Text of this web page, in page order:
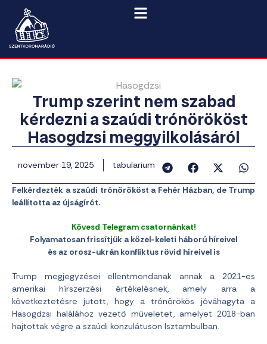
Trump szerint nem szabad
kérdezni a szaúdi trónörököst
Hasogdzsi meggyilkolásáról
november 19, 2025 tabularium
Felkérdezték a szaúdi trónörököst a Fehér Házban, de Trump
leállította az újságírót.
Kövesd Telegram csatornánkat!
Folyamatosan frissítjük a közel-keleti háború híreivel
és az orosz-ukrán konfliktus rövid híreivel is
Trump megjegyzései ellentmondanak annak a 2021-es
amerikai hírszerzési értékelésnek, amely arra a
következtetésre jutott, hogy a trónörökös jóváhagyta a
Hasogdzsi halálához vezető műveletet, amelyet 2018-ban
hajtottak végre a szaúdi konzulátuson Isztambulban.